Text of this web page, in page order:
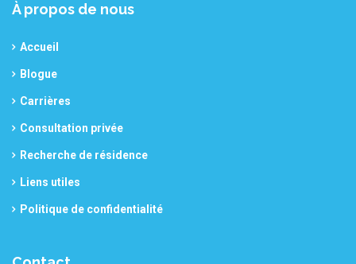
À propos de nous
Accueil
Blogue
Carrières
Consultation privée
Recherche de résidence
Liens utiles
Politique de confidentialité